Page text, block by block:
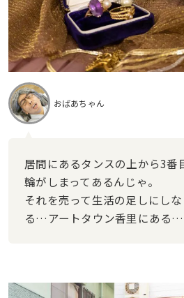
おばあちゃん
居間にあるタンスの上から3番
輪がしまってあるんじゃ。
それを売って生活の足しにし
る…アートタウン香里にある…